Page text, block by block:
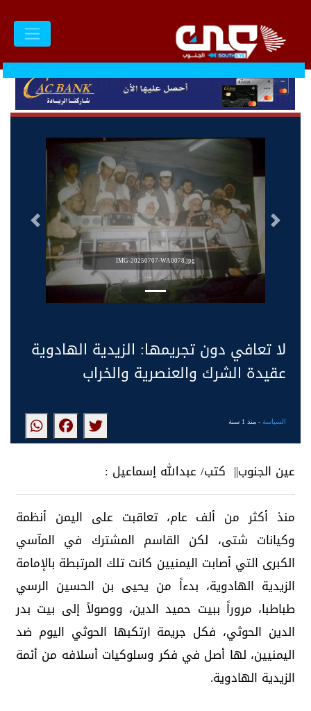
IMG-20250707-WA0078.jpg
التالى السابق
لا تعافي دون تجريمها: الزيدية الهادوية
عقيدة الشرك والعنصرية والخراب
السياسة- منذ 1 سنة
عين الجنوب|| كتب/ عبدالله إسماعيل :
منذ أكثر من ألف عام، تعاقبت على اليمن أنظمة
وكيانات شتى، لكن القاسم المشترك في المآسي
الكبرى التي أصابت اليمنيين كانت تلك المرتبطة بالإمامة
الزيدية الهادوية، بدءاً من يحيى بن الحسين الرسي
طباطبا، مروراً ببيت حميد الدين، ووصولاً إلى بيت بدر
الدين الحوثي، فكل جريمة ارتكبها الحوثي اليوم ضد
اليمنيين، لها أصل في فكر وسلوكيات أسلافه من أئمة
الزيدية الهادوية.